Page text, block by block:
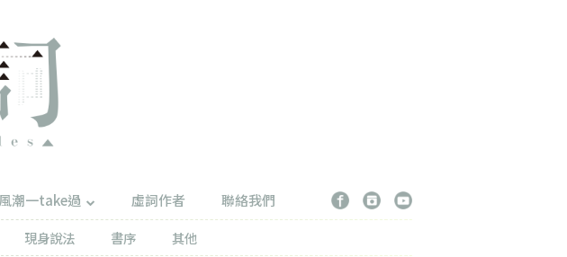
潮一take過 虛詞作者
聯絡我們
現身說法 書序 其他